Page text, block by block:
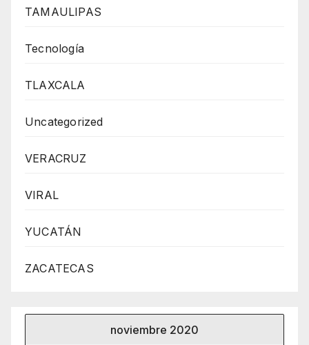
TAMAULIPAS
Tecnología
TLAXCALA
Uncategorized
VERACRUZ
VIRAL
YUCATÁN
ZACATECAS
noviembre 2020